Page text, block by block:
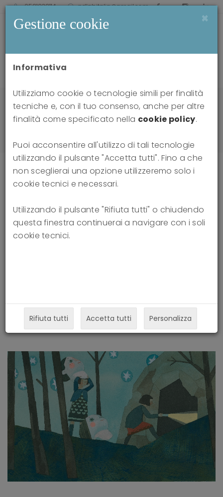
0521238114 pdlabitalia@gmail.com
news
Assessment of Personality Functioning in
Personality Structure Questionnaire (APS-Q)
Assessment of Personality
Functioning in Adolescence:
Development of the Adolescent
20-02-2021 Ilaria Benzi
Gestione cookie ×
Informativa
Utilizziamo cookie o tecnologie simili per finalità
tecniche e, con il tuo consenso, anche per altre
finalità come specificato nella cookie policy.
Puoi acconsentire all'utilizzo di tali tecnologie
utilizzando il pulsante "Accetta tutti". Fino a che
non sceglierai una opzione utilizzeremo solo i
cookie tecnici e necessari.
Utilizzando il pulsante "Rifiuta tutti" o chiudendo
questa finestra continuerai a navigare con i soli
cookie tecnici.
Rifiuta tutti Accetta tutti Personalizza